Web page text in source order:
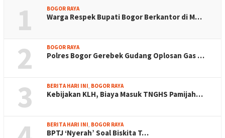
1 BOGOR RAYA
Warga Respek Bupati Bogor Berkantor di M…
2 BOGOR RAYA
Polres Bogor Gerebek Gudang Oplosan Gas …
3 BERITA HARI INI, BOGOR RAYA
Kebijakan KLH, Biaya Masuk TNGHS Pamijah…
BERITA HARI INI, BOGOR RAYA
BPTJ ‘Nyerah’ Soal Biskita T…